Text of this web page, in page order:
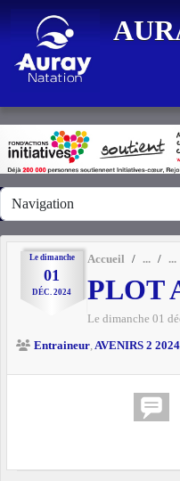
Le dimanche
01
DÉC. 2024
Accueil
PLOT
Le dimanche 01
Entraineur AVENIRS 2
Panneau de gestion des cookies